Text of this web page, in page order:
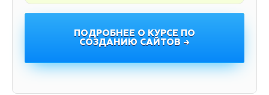
ПОДРОБНЕЕ О КУРСЕ ПО
СОЗДАНИЮ САЙТОВ →